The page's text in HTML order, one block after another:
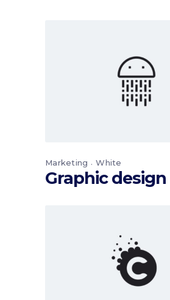
Marketing White
Graphic design